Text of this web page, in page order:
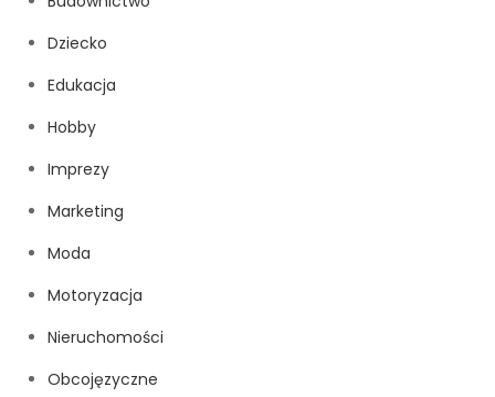
Dziecko
Edukacja
Hobby
Imprezy
Marketing
Moda
Motoryzacja
Nieruchomości
Obcojęzyczne